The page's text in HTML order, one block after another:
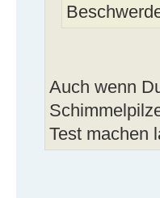
Auch wenn
Test machen